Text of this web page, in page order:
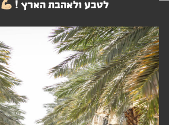
כמה עולה התענוג?
150 ש"ח לאדם ללילה באמצע השבוע,
סופ"ש – 200 ש"ח לאדם ( חמישי נחשב כסופ"ש)
לטבע ולאהבת הארץ !